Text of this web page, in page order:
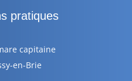
pratiques
capitaine
en-Brie